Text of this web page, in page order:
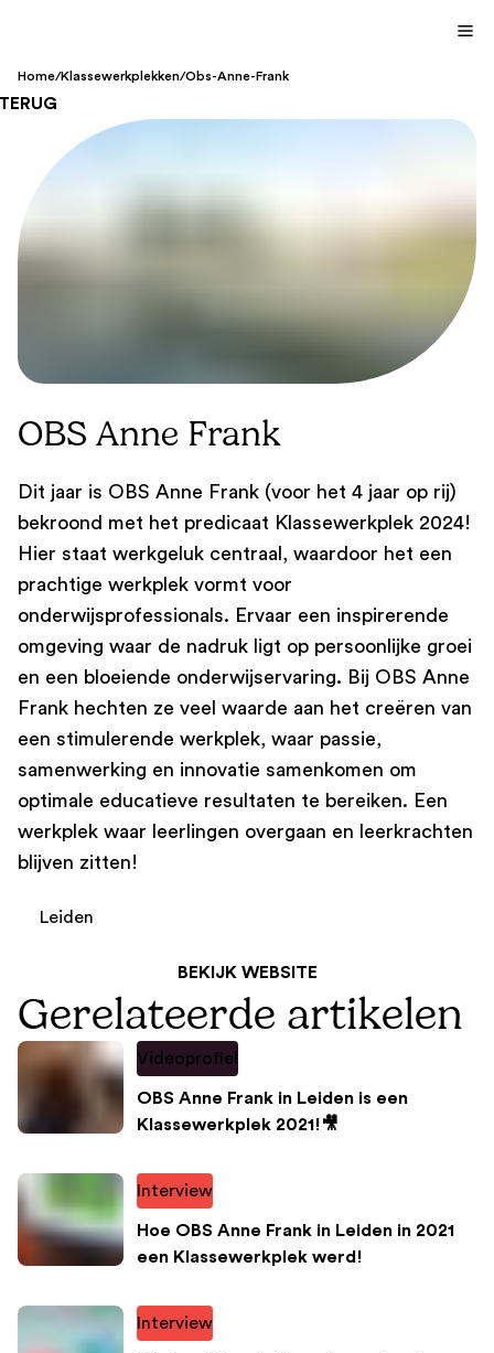
Home/Klassewerkplekken/Obs-Anne-Frank
OBS Anne Frank
Dit jaar is OBS Anne Frank (voor het 4 jaar op rij)
bekroond met het predicaat Klassewerkplek 2024!
Hier staat werkgeluk centraal, waardoor het een
prachtige werkplek vormt voor
onderwijsprofessionals. Ervaar een inspirerende
omgeving waar de nadruk ligt op persoonlijke groei
en een bloeiende onderwijservaring. Bij OBS Anne
Frank hechten ze veel waarde aan het creëren van
een stimulerende werkplek, waar passie,
samenwerking en innovatie samenkomen om
optimale educatieve resultaten te bereiken. Een
werkplek waar leerlingen overgaan en leerkrachten
blijven zitten!
Leiden
BEKIJK WEBSITE
Gerelateerde artikelen
Videoprofiel
OBS Anne Frank in Leiden is een
Klassewerkplek 2021!🎥
Interview
Hoe OBS Anne Frank in Leiden in 2021
een Klassewerkplek werd!
Interview